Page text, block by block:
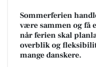
Sommerferien
være sammen og få
når ferien skal
overblik og
mange danskere.